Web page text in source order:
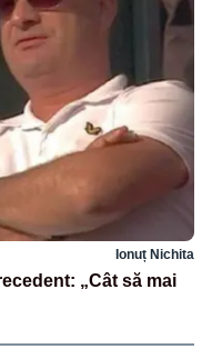
Ionuț Nichita
„Cât să mai